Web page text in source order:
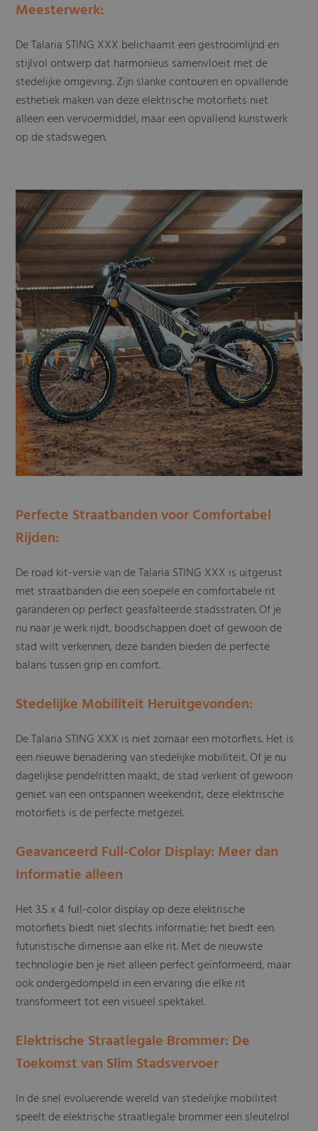
Meesterwerk:
De Talaria STING XXX belichaamt een gestroomlijnd en
stijlvol ontwerp dat harmonieus samenvloeit met de
stedelijke omgeving. Zijn slanke contouren en opvallende
esthetiek maken van deze elektrische motorfiets niet
alleen een vervoermiddel, maar een opvallend kunstwerk
op de stadswegen.
Perfecte Straatbanden voor Comfortabel
Rijden:
De road kit-versie van de Talaria STING XXX is uitgerust
met straatbanden die een soepele en comfortabele rit
garanderen op perfect geasfalteerde stadsstraten. Of je
nu naar je werk rijdt, boodschappen doet of gewoon de
stad wilt verkennen, deze banden bieden de perfecte
balans tussen grip en comfort.
Stedelijke Mobiliteit Heruitgevonden:
De Talaria STING XXX is niet zomaar een motorfiets. Het is
een nieuwe benadering van stedelijke mobiliteit. Of je nu
dagelijkse pendelritten maakt, de stad verkent of gewoon
geniet van een ontspannen weekendrit, deze elektrische
motorfiets is de perfecte metgezel.
Geavanceerd Full-Color Display: Meer dan
Informatie alleen
Het 3.5 x 4 full-color display op deze elektrische
motorfiets biedt niet slechts informatie; het biedt een
futuristische dimensie aan elke rit. Met de nieuwste
technologie ben je niet alleen perfect geïnformeerd, maar
ook ondergedompeld in een ervaring die elke rit
transformeert tot een visueel spektakel.
Elektrische Straatlegale Brommer: De
Toekomst van Slim Stadsvervoer
In de snel evoluerende wereld van stedelijke mobiliteit
speelt de elektrische straatlegale brommer een sleutelrol